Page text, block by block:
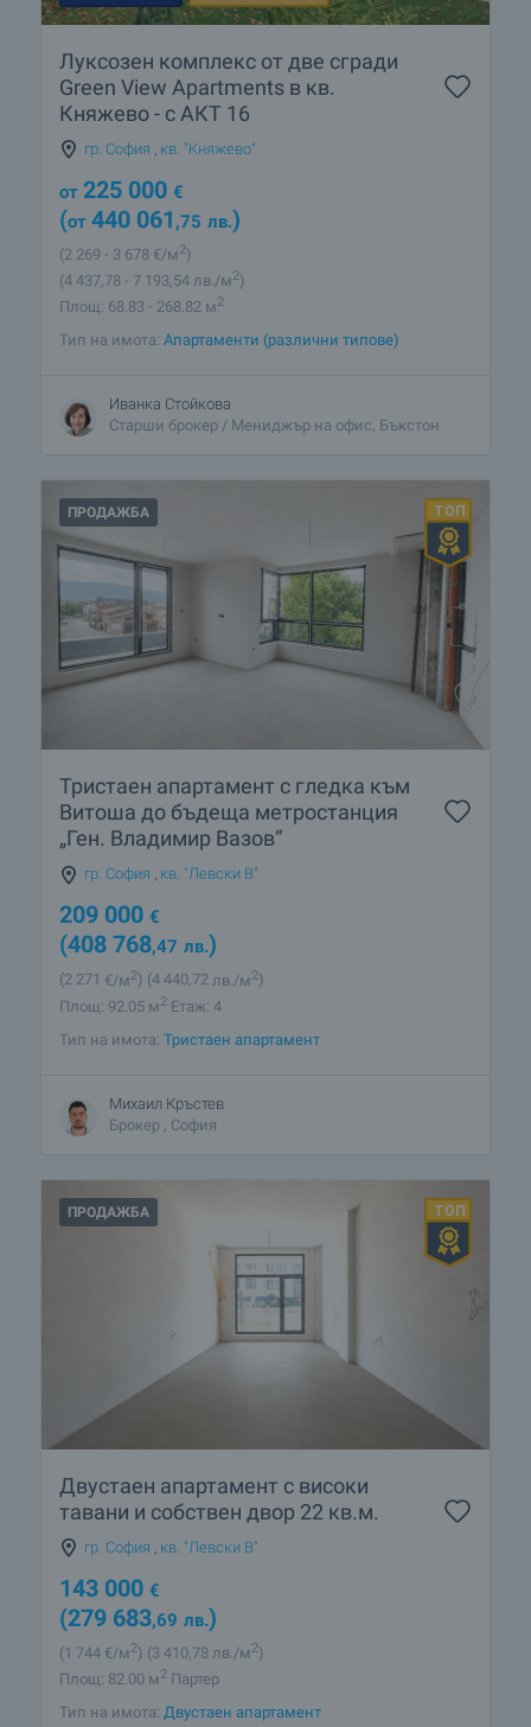
Луксозен комплекс от две сгради
Green View Apartments в кв.
Княжево - с АКТ 16
гр. София кв. "Княжево"
от 225 000 €
(от 440 061 ,75 лв.)
(2 269 - 3 678 €/м2)
(4 437,78 - 7 193,54 лв./м2)
Площ: 68.83 - 268.82 м2
Тип на имота: Апартаменти (различни типове)
Иванка Стойкова
Старши брокер / Мениджър на офис, Бъкстон
ПРОДАЖБА
Тристаен апартамент с гледка към
Витоша до бъдеща метростанция
„Ген. Владимир Вазов“
гр. София , кв. "Левски В"
209 000 €
(408 768,47 лв.)
(2 271 €/м2) (4 440,72 лв./м2)
Площ: 92.05 м2 Етаж: 4
Тип на имота: Тристаен апартамент
Михаил Кръстев
Брокер , София
ПРОДАЖБА
Двустаен апартамент с високи
тавани и собствен двор 22 кв.м.
гр. София кв. "Левски В"
143 000 €
(279 683,69 лв.)
(1 744 €/м2) (3 410 ,78 лв./м2)
Площ: 82.00 м2 Партер
Тип на имота: Двустаен апартамент